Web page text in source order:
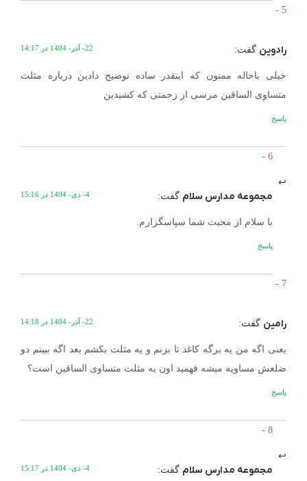
رادوین گفت: 22- آذر- 1404 در 14:17
خیلی باحاله ممنون که اینقدر ساده توضیح دادین درباره مثلث
متساوی الساقین مرسی از زحمتی که کشیدین
پاسخ
مجموعه مدارس سلام گفت: 4- دی- 1404 در 15:16
با سلام از محبت شما سپاسگزارم.
پاسخ
رامین گفت: 22- آذر- 1404 در 14:18
یعنی اگه من یه برگه کاغذ تا بزنم و یه مثلث بکشم بعد اگه ببینم دو
ضلعش مساویه میشه فهمید اون یه مثلث متساوی الساقین است؟
پاسخ
مجموعه مدارس سلام گفت: 4- دی- 1404 در 15:17